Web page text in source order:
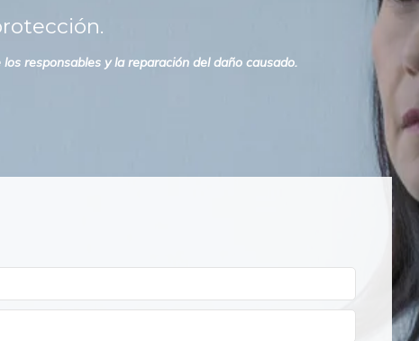
responsables y la reparación del daño causado.